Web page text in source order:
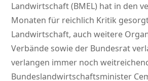
Landwirtschaft (BMEL) hat in den
Monaten für reichlich Kritik
Landwirtschaft, auch weitere
Verbände sowie der Bundesrat
verlangen immer noch
Bundeslandwirtschaftsminister